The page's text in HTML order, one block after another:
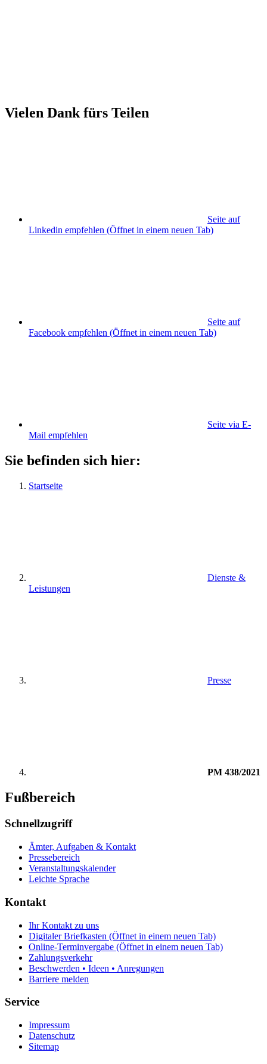
Vielen Dank fürs Teilen
Seite auf
Linkedin empfehlen (Öffnet in einem neuen Tab)
Seite auf
Facebook empfehlen (Öffnet in einem neuen Tab)
Seite via E-
Mail empfehlen
Sie befinden sich hier:
Startseite
Dienste &
Leistungen
Presse
PM 438/2021
Fußbereich
Schnellzugriff
Ämter, Aufgaben & Kontakt
Pressebereich
Veranstaltungskalender
Leichte Sprache
Kontakt
Ihr Kontakt zu uns
Digitaler Briefkasten (Öffnet in einem neuen Tab)
Online-Terminvergabe (Öffnet in einem neuen Tab)
Zahlungsverkehr
Beschwerden • Ideen • Anregungen
Barriere melden
Service
Impressum
Datenschutz
Sitemap